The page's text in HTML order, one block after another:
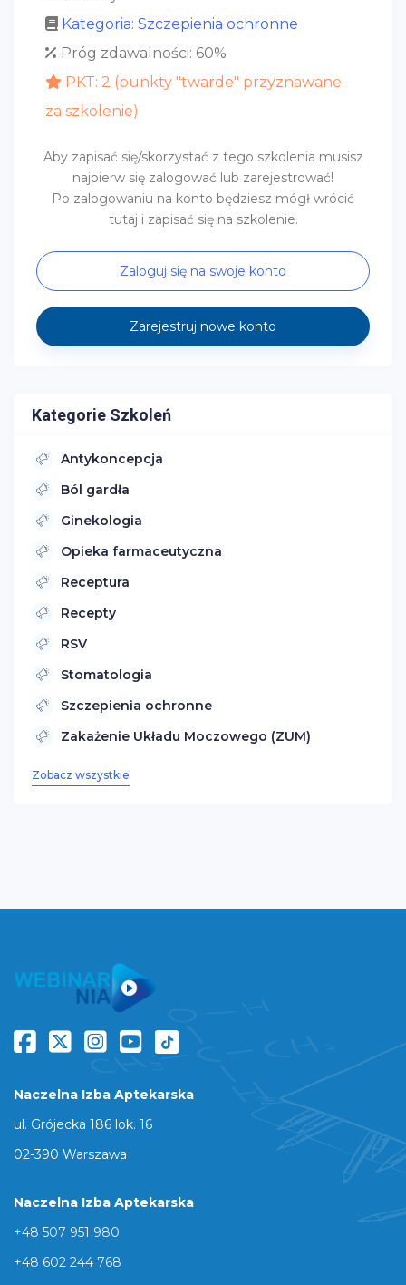
Kategoria: Szczepienia ochronne
Próg zdawalności: 60%
PKT: 2 (punkty "twarde" przyznawane
za szkolenie)
Aby zapisać się/skorzystać z tego szkolenia musisz
najpierw się zalogować lub zarejestrować!
Po zalogowaniu na konto będziesz mógł wrócić
tutaj i zapisać się na szkolenie.
Zaloguj się na swoje konto
Zarejestruj nowe konto
Kategorie Szkoleń
Antykoncepcja
Ból gardła
Ginekologia
Opieka farmaceutyczna
Receptura
Recepty
RSV
Stomatologia
Szczepienia ochronne
Zakażenie Układu Moczowego (ZUM)
Zobacz wszystkie
Naczelna Izba Aptekarska
ul. Grójecka 186 lok. 16
02-390 Warszawa
Naczelna Izba Aptekarska
+48 507 951 980
+48 602 244 768